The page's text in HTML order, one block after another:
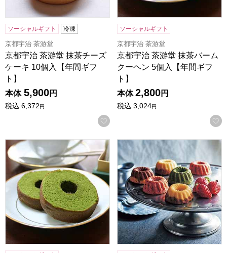
ソーシャルギフト 冷凍
京都宇治 茶游堂
京都宇治 茶游堂 抹茶チーズ
ケーキ 10個入【年間ギフ
ト】
本体 5,900円
税込 6,372円
お気に入りに登録する
ソーシャルギフト
京都宇治 茶游堂
京都宇治 茶游堂 抹茶バーム
クーヘン 5個入【年間ギフ
ト】
本体 2,800円
税込 3,024円
京都宇治 茶游堂 抹茶バームクーヘン 10個入【年間ギフト】
ホシフルーツ 果実のミニョ